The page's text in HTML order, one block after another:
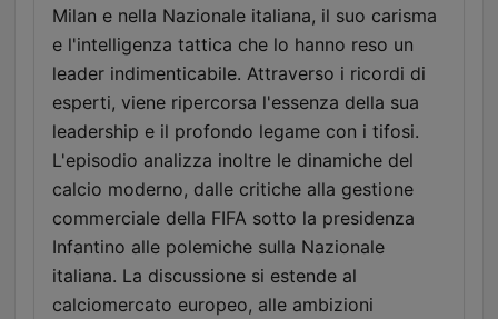
Milan e nella Nazionale italiana, il suo carisma
e l'intelligenza tattica che lo hanno reso un
leader indimenticabile. Attraverso i ricordi di
esperti, viene ripercorsa l'essenza della sua
leadership e il profondo legame con i tifosi.
L'episodio analizza inoltre le dinamiche del
calcio moderno, dalle critiche alla gestione
commerciale della FIFA sotto la presidenza
Infantino alle polemiche sulla Nazionale
italiana. La discussione si estende al
calciomercato europeo, alle ambizioni